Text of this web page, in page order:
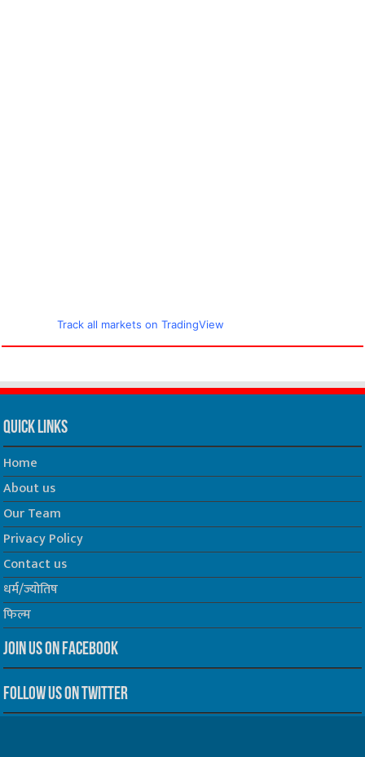
Track all markets on TradingView
Quick Links
Home
About us
Our Team
Privacy Policy
Contact us
धर्म/ज्योतिष
फिल्म
Join us on Facebook
Follow us on Twitter